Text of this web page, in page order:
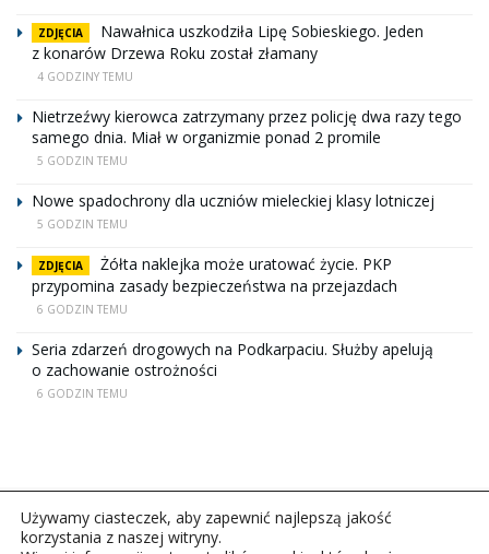
ZDJĘCIA
Nawałnica uszkodziła Lipę Sobieskiego. Jeden
z konarów Drzewa Roku został złamany
4 GODZINY TEMU
Nietrzeźwy kierowca zatrzymany przez policję dwa razy tego
samego dnia. Miał w organizmie ponad 2 promile
5 GODZIN TEMU
Nowe spadochrony dla uczniów mieleckiej klasy lotniczej
5 GODZIN TEMU
ZDJĘCIA
Żółta naklejka może uratować życie. PKP
przypomina zasady bezpieczeństwa na przejazdach
6 GODZIN TEMU
Seria zdarzeń drogowych na Podkarpaciu. Służby apelują
o zachowanie ostrożności
6 GODZIN TEMU
Używamy ciasteczek, aby zapewnić najlepszą jakość
korzystania z naszej witryny.